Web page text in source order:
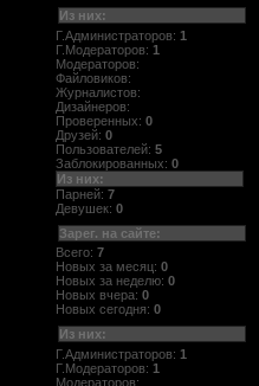
Из них:
Г.Администраторов: 1
Г.Модераторов: 1
Модераторов:
Файловиков:
Журналистов:
Дизайнеров:
Проверенных: 0
Друзей: 0
Пользователей: 5
Заблокированных: 0
Из них:
Парней: 7
Девушек: 0
Зарег. на сайте:
Всего: 7
Новых за месяц: 0
Новых за неделю: 0
Новых вчера: 0
Новых сегодня: 0
Из них:
Г.Администраторов: 1
Г.Модераторов: 1
Модераторов: